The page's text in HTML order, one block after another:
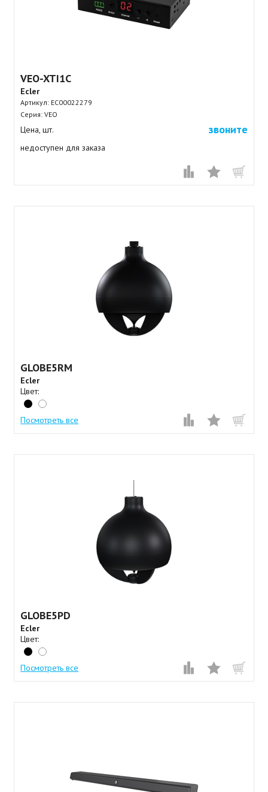
VEO-XTI1C
Ecler
Артикул: EC00022279
Серия: VEO
Цена, шт. звоните
недоступен для заказа
GLOBE5RM
Ecler
Цвет:
Посмотреть все
GLOBE5PD
Ecler
Цвет:
Посмотреть все